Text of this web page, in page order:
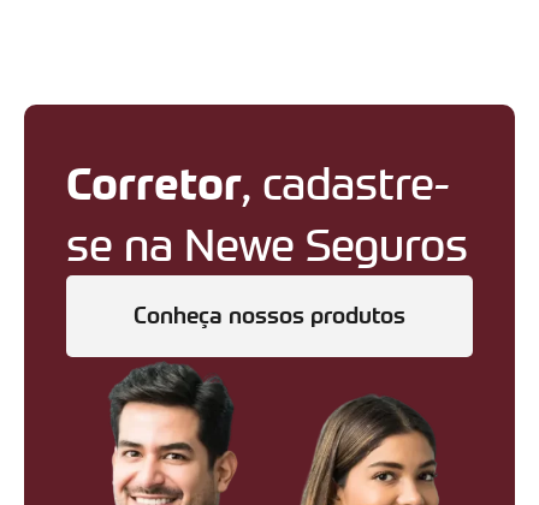
Corretor, cadastre-
se na Newe Seguros
Conheça nossos produtos